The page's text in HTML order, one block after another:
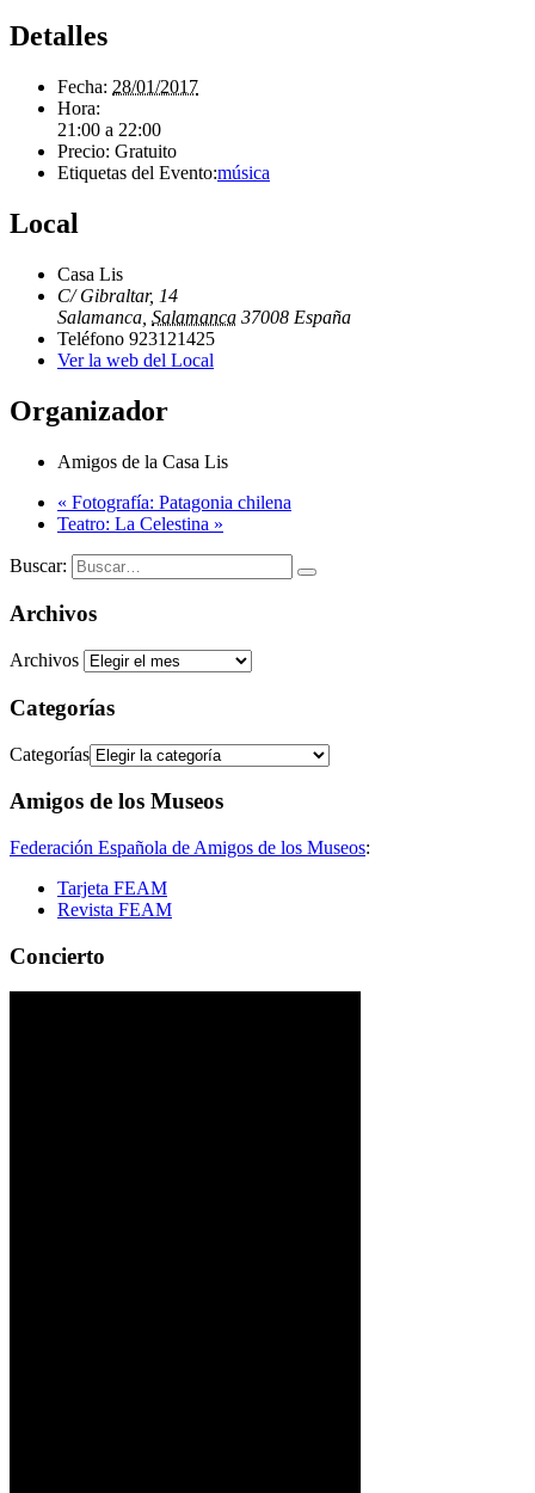
Detalles
Fecha: 28/01/2017
Hora:
21:00 a 22:00
Precio: Gratuito
Etiquetas del Evento:música
Local
Casa Lis
C/ Gibraltar, 14
Salamanca Salamanca 37008 España
Teléfono 923121425
Ver la web del Local
Organizador
Amigos de la Casa Lis
« Fotografía: Patagonia chilena
Teatro: La Celestina »
Buscar:
Archivos
Archivos
Categorías
Categorías
Amigos de los Museos
Federación Española de Amigos de los Museos:
Tarjeta FEAM
Revista FEAM
Concierto